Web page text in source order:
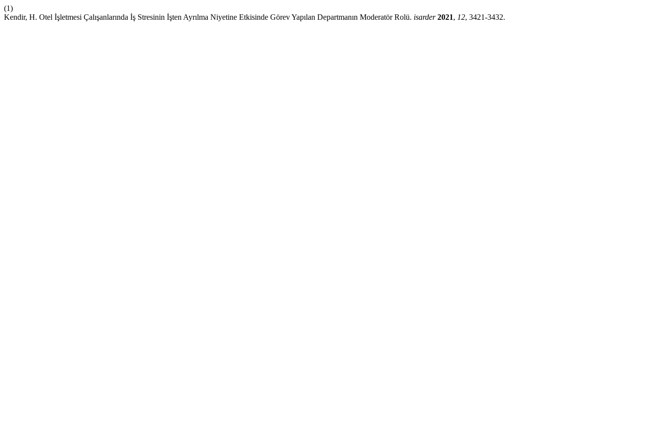
(1)
Kendir, H. Otel İşletmesi Çalışanlarında İş Stresinin İşten Ayrılma Niyetine Etkisinde Görev Yapılan Departmanın Moderatör Rolü. isarder 2021, 12, 3421-3432.